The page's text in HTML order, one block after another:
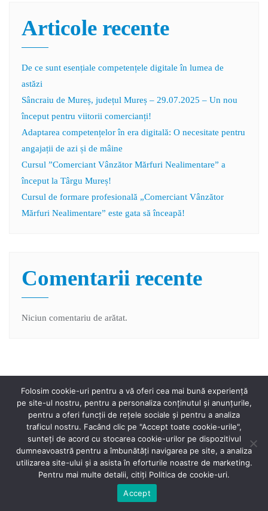
Articole recente
De ce sunt esențiale competențele digitale în lumea de
astăzi
Sâncraiu de Mureș, județul Mureș – 29.07.2025 – Un nou
început pentru viitorii comercianți!
Adaptarea competențelor în era digitală: O necesitate pentru
angajații de azi și de mâine
Cursul ”Comerciant Vânzător Mărfuri Nealimentare” a
început la Târgu Mureș!
Cursul de formare profesională „Comerciant Vânzător
Mărfuri Nealimentare” este gata să înceapă!
Comentarii recente
Niciun comentariu de arătat.
Home Proiect Anunțuri Noutăți Contact
Copyright ©2026 Proiect Cariera pe primul plan . All rights
WordPress &Designed by
Folosim cookie-uri pentru a vă oferi cea mai bună experiență
pe site-ul nostru, pentru a personaliza conținutul și anunțurile,
pentru a oferi funcții de rețele sociale și pentru a analiza
traficul nostru. Facând clic pe "Accept toate cookie-urile",
sunteți de acord cu stocarea cookie-urilor pe dispozitivul
dumneavoastră pentru a îmbunătăți navigarea pe site, a analiza
utilizarea site-ului și a asista în eforturile noastre de marketing.
Pentru mai multe detalii, citiți Politica de cookie-uri.
Accept